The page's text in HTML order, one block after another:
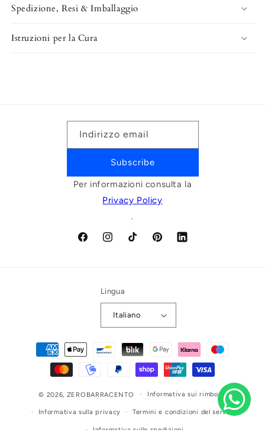
Spedizione, Resi & Imballaggio
Istruzioni per la Cura
Indirizzo email
Subscribe
Per informazioni consulta la
Privacy Policy
.
FacebookInstagramTikTok PinterestLinkedIn
Lingua
Italiano
Metodi
pagamento
© 2026, ZEROBARRACENTO Informativa sui rimborsi
Informativa sulla privacy Termini e condizioni del servizio
Informativa sulle spedizioni